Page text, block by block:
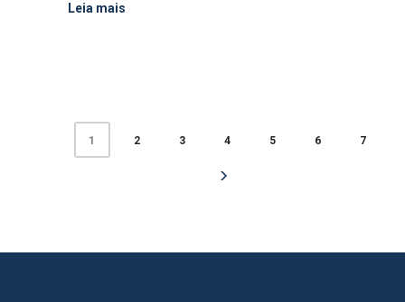
Leia mais
1 2 3 4 5 6 7